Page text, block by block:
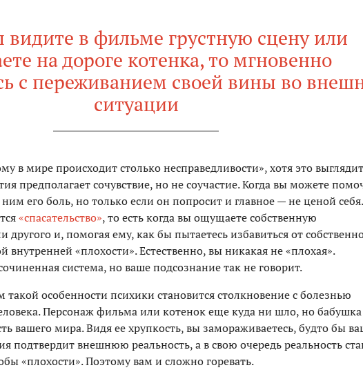
видите в фильме грустную сцену или
на дороге котенка, то мгновенно
с переживанием своей вины во
ситуации
в мире происходит столько несправедливости», хотя это
предполагает сочувствие, но не соучастие. Когда вы можете
его боль, но только если он попросит и главное — не ценой
«спасательство», то есть когда вы ощущаете собственную
другого и, помогая ему, как бы пытаетесь избавиться от
внутренней «плохости». Естественно, вы никакая не «плохая».
система, но ваше подсознание так не говорит.
особенности психики становится столкновение с болезнью
Персонаж фильма или котенок еще куда ни шло, но
вашего мира. Видя ее хрупкость, вы замораживаетесь, будто бы
подтвердит внешнюю реальность, а в свою очередь реальность
«плохости». Поэтому вам и сложно горевать.